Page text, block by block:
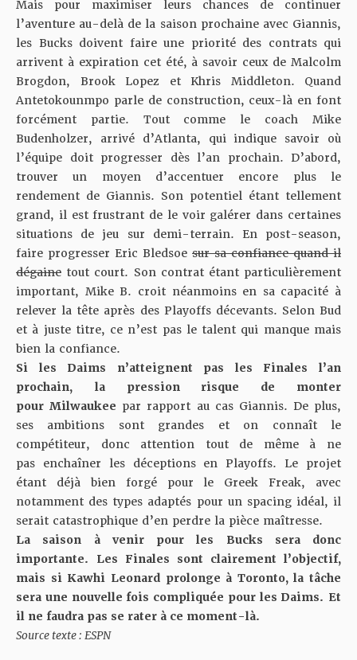
Mais pour maximiser leurs chances de continuer
l’aventure au-delà de la saison prochaine avec Giannis,
les Bucks doivent faire une priorité des contratsqui
arrivent à expiration cet été, à savoir ceux de Malcolm
Brogdon, Brook Lopez et Khris Middleton. Quand
Antetokounmpo parle de construction, ceux-là en font
forcément partie. Tout comme le coach Mike
Budenholzer, arrivé d’Atlanta, qui indique savoir où
l’équipe doit progresser dès l’an prochain. D’abord,
trouver un moyen d’accentuer encore plus le
rendement de Giannis. Son potentiel étant tellement
grand, il est frustrant de le voir galérer dans certaines
situations de jeu sur demi-terrain. En post-season,
faire progresser Eric Bledsoe sur sa confiance quand il
dégaine tout court. Son contratétant particulièrement
important, Mike B. croit néanmoins en sa capacité à
relever la tête après des Playoffs décevants. Selon Bud
et à juste titre, ce n’est pas le talent qui manque mais
bien la confiance.
Si les Daims n’atteignent pas les Finales l’an
prochain, la pression risque de monter
pour Milwaukee par rapport au cas Giannis. De plus,
ses ambitions sont grandes et on connaît le
compétiteur, donc attention tout de même à ne
pas enchaîner les déceptions en Playoffs. Le projet
étant déjà bien forgé pour le Greek Freak, avec
notamment des types adaptés pour un spacing idéal, il
serait catastrophique d’en perdre la pièce maîtresse.
La saison à venir pour les Bucks sera donc
importante. Les Finales sont clairement l’objectif,
mais si Kawhi Leonard prolonge à Toronto, la tâche
sera une nouvelle fois compliquée pour les Daims. Et
il ne faudra pas se rater à ce moment-là.
Source texte : ESPN